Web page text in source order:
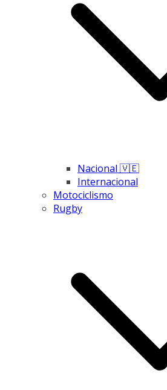
Nacional 🇻🇪
Internacional
Motociclismo
Rugby